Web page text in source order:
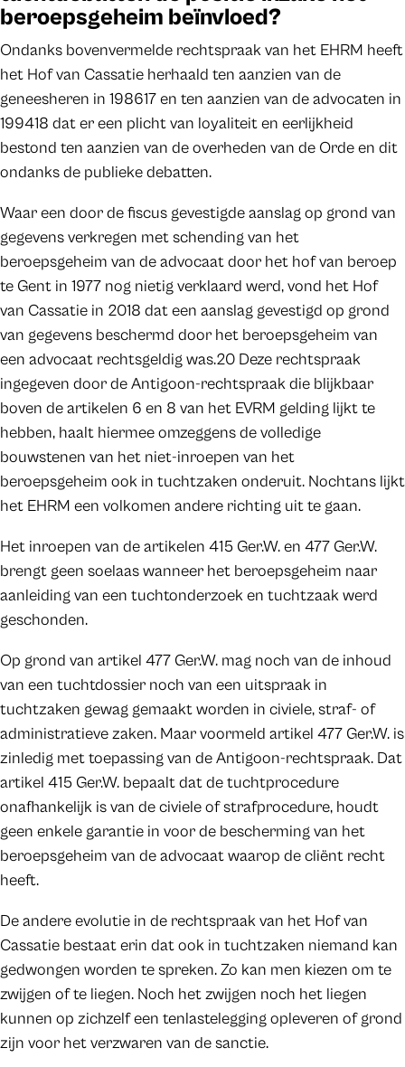
beroepsgeheim beïnvloed?
Ondanks bovenvermelde rechtspraak van het EHRM heeft
het Hof van Cassatie herhaald ten aanzien van de
geneesheren in 198617 en ten aanzien van de advocaten in
199418 dat er een plicht van loyaliteit en eerlijkheid
bestond ten aanzien van de overheden van de Orde en dit
ondanks de publieke debatten.
Waar een door de fiscus gevestigde aanslag op grond van
gegevens verkregen met schending van het
beroepsgeheim van de advocaat door het hof van beroep
te Gent in 1977 nog nietig verklaard werd, vond het Hof
van Cassatie in 2018 dat een aanslag gevestigd op grond
van gegevens beschermd door het beroepsgeheim van
een advocaat rechtsgeldig was.20 Deze rechtspraak
ingegeven door de Antigoon-rechtspraak die blijkbaar
boven de artikelen 6 en 8 van het EVRM gelding lijkt te
hebben, haalt hiermee omzeggens de volledige
bouwstenen van het niet-inroepen van het
beroepsgeheim ook in tuchtzaken onderuit. Nochtans lijkt
het EHRM een volkomen andere richting uit te gaan.
Het inroepen van de artikelen 415 Ger.W. en 477 Ger.W.
brengt geen soelaas wanneer het beroepsgeheim naar
aanleiding van een tuchtonderzoek en tuchtzaak werd
geschonden.
Op grond van artikel 477 Ger.W. mag noch van de inhoud
van een tuchtdossier noch van een uitspraak in
tuchtzaken gewag gemaakt worden in civiele, straf- of
administratieve zaken. Maar voormeld artikel 477 Ger.W. is
zinledig met toepassing van de Antigoon-rechtspraak. Dat
artikel 415 Ger.W. bepaalt dat de tuchtprocedure
onafhankelijk is van de civiele of strafprocedure, houdt
geen enkele garantie in voor de bescherming van het
beroepsgeheim van de advocaat waarop de cliënt recht
heeft.
De andere evolutie in de rechtspraak van het Hof van
Cassatie bestaat erin dat ook in tuchtzaken niemand kan
gedwongen worden te spreken. Zo kan men kiezen om te
zwijgen of te liegen. Noch het zwijgen noch het liegen
kunnen op zichzelf een tenlastelegging opleveren of grond
zijn voor het verzwaren van de sanctie.